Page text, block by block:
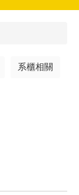
系櫃相關